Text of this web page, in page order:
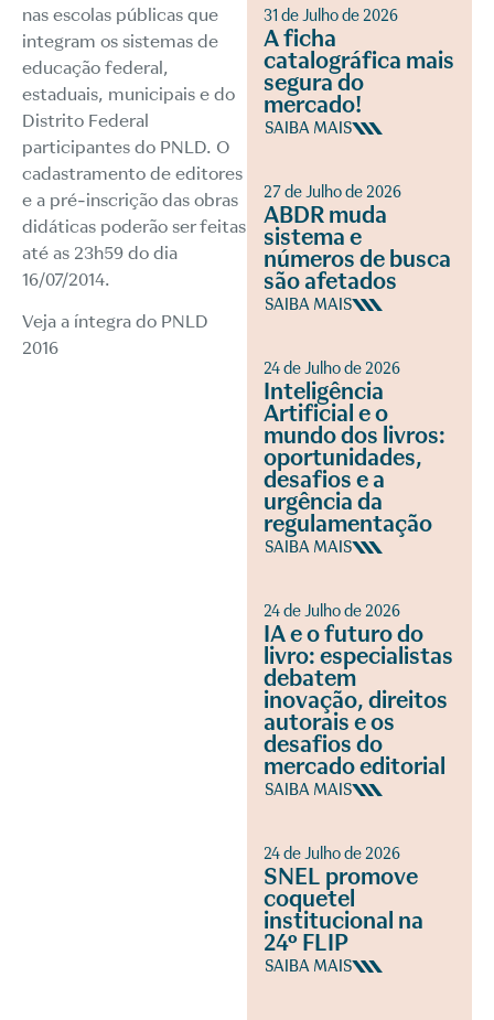
nas escolas públicas que
integram os sistemas de
educação federal,
estaduais, municipais e do
Distrito Federal
participantes do PNLD. O
cadastramento de editores
e a pré-inscrição das obras
didáticas poderão ser feitas
até as 23h59 do dia
16/07/2014.
Veja a íntegra do PNLD
2016
31 de Julho de 2026
A ficha
catalográfica mais
segura do
mercado!
SAIBA MAIS
27 de Julho de 2026
ABDR muda
sistema e
números de busca
são afetados
SAIBA MAIS
24 de Julho de 2026
Inteligência
Artificial e o
mundo dos livros:
oportunidades,
desafios e a
urgência da
regulamentação
SAIBA MAIS
24 de Julho de 2026
IA e o futuro do
livro: especialistas
debatem
inovação, direitos
autorais e os
desafios do
mercado editorial
SAIBA MAIS
24 de Julho de 2026
SNEL promove
coquetel
institucional na
24º FLIP
SAIBA MAIS